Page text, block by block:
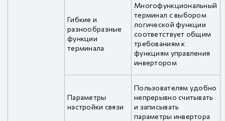
Гибкие и
разнообразные
функции
терминала
Многофункциональный
терминал с выбором
логической функции
соответствует общим
требованиям к
функциям управления
инвертором
Параметры
настройки связи
Пользователям удобно
непрерывно считывать
и записывать
параметры инвертора